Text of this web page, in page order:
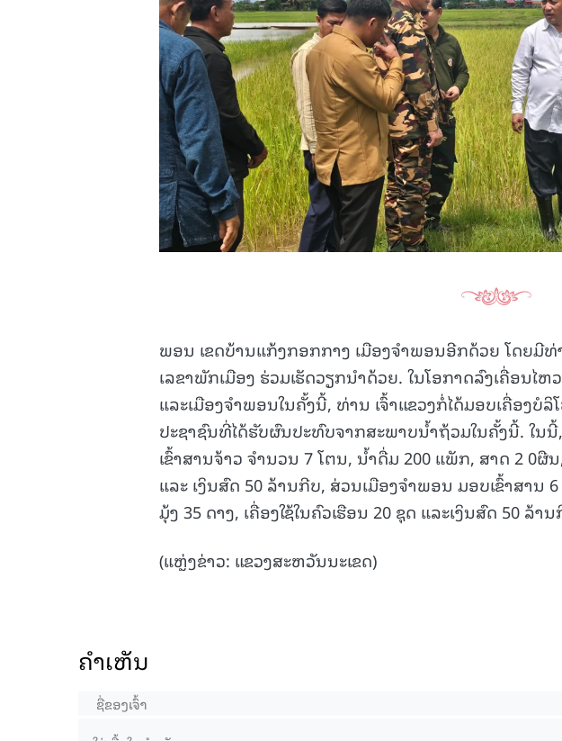
ພອນ ເຂດບ້ານແກ້ງກອກກາງ ເມືອງຈຳພອນອີກດ້ວຍ ໂດຍ
ເລຂາພັກເມືອງ ຮ່ວມເຮັດວຽກນຳດ້ວຍ. ໃນໂອກາດລົງເຄື່ອນ
ແລະເມືອງຈຳພອນໃນຄັ້ງນີ້, ທ່ານ ເຈົ້າແຂວງກໍ່ໄດ້ມອບເຄື່ອງບໍ
ປະຊາຊົນທີ່ໄດ້ຮັບຜົນປະທົບຈາກສະພາບນໍ້າຖ້ວມໃນຄັ້ງນີ້. ໃນ
ເຂົ້າສານຈ້າວ ຈຳນວນ 7 ໂຕນ, ນໍ້າດື່ມ 200 ແພັກ, ສາດ 2 0ຜືນ
ແລະ ເງິນສົດ 50 ລ້ານກີບ, ສ່ວນເມືອງຈຳພອນ ມອບເຂົ້າສານ
ມຸ້ງ 35 ດາງ, ເຄື່ອງໃຊ້ໃນຄົວເຮືອນ 20 ຊຸດ ແລະເງິນສົດ 50 ລ້າ
(ແຫຼ່ງຂ່າວ: ແຂວງສະຫວັນນະເຂດ)
ຄໍາເຫັນ